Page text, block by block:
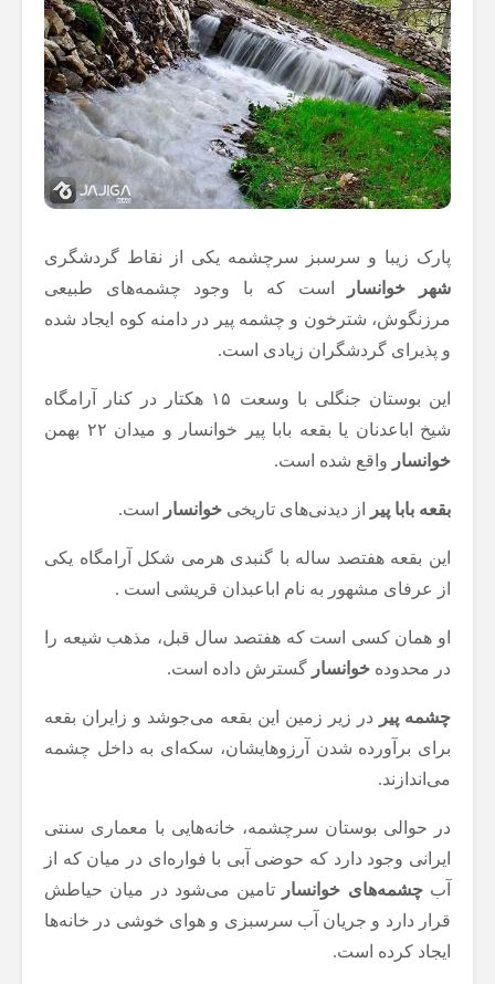
پارک زیبا و سرسبز سرچشمه یکی از نقاط گردشگری
شهر خوانسار
است که با وجود چشمه‌های طبیعی
مرزنگوش، شترخون و چشمه پیر در دامنه کوه ایجاد شده
و پذیرای گردشگران زیادی است.
این بوستان جنگلی با وسعت ۱۵ هکتار در کنار آرامگاه
شیخ اباعدنان یا بقعه بابا پیر خوانسار و میدان ۲۲ بهمن
خوانسار واقع شده است.
بقعه بابا پیر از دیدنی‌های تاریخی خوانسار است.
این بقعه هفتصد ساله با گنبدی هرمی شکل آرامگاه یکی
از عرفای مشهور به نام اباعبدان قریشی است .
او همان کسی است که هفتصد سال قبل، مذهب شیعه را
در محدوده خوانسار گسترش داده است.
چشمه پیر
در زیر زمین این بقعه می‌جوشد و زایران بقعه
برای برآورده شدن آرزوهایشان، سکه‌ای به داخل چشمه
می‌اندازند.
در حوالی بوستان سرچشمه، خانه‌هایی با معماری سنتی
ایرانی وجود دارد که حوضی آبی با فواره‌ای در میان که از
آبچشمه‌های خوانسار
تامین می‌شود در میان حیاطش
قرار دارد و جریان آب سرسبزی و هوای خوشی در خانه‌ها
ایجاد کرده است.